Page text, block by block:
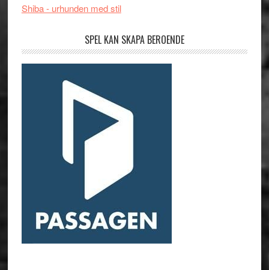
Shiba - urhunden med stil
SPEL KAN SKAPA BEROENDE